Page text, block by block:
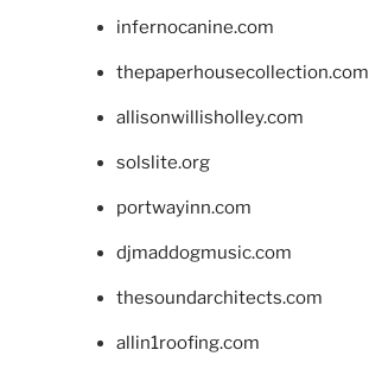
infernocanine.com
thepaperhousecollection.com
allisonwillisholley.com
solslite.org
portwayinn.com
djmaddogmusic.com
thesoundarchitects.com
allin1roofing.com